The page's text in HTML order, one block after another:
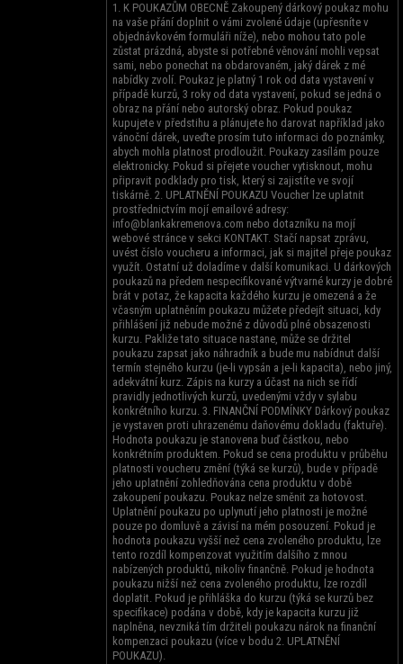
1. K POUKAZŮM OBECNĚ Zakoupený dárkový poukaz mohu
na vaše přání doplnit o vámi zvolené údaje (upřesníte v
objednávkovém formuláři níže), nebo mohou tato pole
zůstat prázdná, abyste si potřebné věnování mohli vepsat
sami, nebo ponechat na obdarovaném, jaký dárek z mé
nabídky zvolí. Poukaz je platný 1 rok od data vystavení v
případě kurzů, 3 roky od data vystavení, pokud se jedná o
obraz na přání nebo autorský obraz. Pokud poukaz
kupujete v předstihu a plánujete ho darovat například jako
vánoční dárek, uveďte prosím tuto informaci do poznámky,
abych mohla platnost prodloužit. Poukazy zasílám pouze
elektronicky. Pokud si přejete voucher vytisknout, mohu
připravit podklady pro tisk, který si zajistíte ve svojí
tiskárně. 2. UPLATNĚNÍ POUKAZU Voucher lze uplatnit
prostřednictvím mojí emailové adresy:
info@blankakremenova.com nebo dotazníku na mojí
webové stránce v sekci KONTAKT. Stačí napsat zprávu,
uvést číslo voucheru a informaci, jak si majitel přeje poukaz
využít. Ostatní už doladíme v další komunikaci. U dárkových
poukazů na předem nespecifikované výtvarné kurzy je dobré
brát v potaz, že kapacita každého kurzu je omezená a že
včasným uplatněním poukazu můžete předejít situaci, kdy
přihlášení již nebude možné z důvodů plné obsazenosti
kurzu. Pakliže tato situace nastane, může se držitel
poukazu zapsat jako náhradník a bude mu nabídnut další
termín stejného kurzu (je-li vypsán a je-li kapacita), nebo jiný,
adekvátní kurz. Zápis na kurzy a účast na nich se řídí
pravidly jednotlivých kurzů, uvedenými vždy v sylabu
konkrétního kurzu. 3. FINANČNÍ PODMÍNKY Dárkový poukaz
je vystaven proti uhrazenému daňovému dokladu (faktuře).
Hodnota poukazu je stanovena buď částkou, nebo
konkrétním produktem. Pokud se cena produktu v průběhu
platnosti voucheru změní (týká se kurzů), bude v případě
jeho uplatnění zohledňována cena produktu v době
zakoupení poukazu. Poukaz nelze směnit za hotovost.
Uplatnění poukazu po uplynutí jeho platnosti je možné
pouze po domluvě a závisí na mém posouzení. Pokud je
hodnota poukazu vyšší než cena zvoleného produktu, lze
tento rozdíl kompenzovat využitím dalšího z mnou
nabízených produktů, nikoliv finančně. Pokud je hodnota
poukazu nižší než cena zvoleného produktu, lze rozdíl
doplatit. Pokud je přihláška do kurzu (týká se kurzů bez
specifikace) podána v době, kdy je kapacita kurzu již
naplněna, nevzniká tím držiteli poukazu nárok na finanční
kompenzaci poukazu (více v bodu 2. UPLATNĚNÍ
POUKAZU).